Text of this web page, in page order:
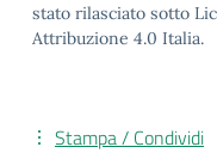
stato rilasciato sotto
Attribuzione 4.0 Italia.
Stampa / Condividi